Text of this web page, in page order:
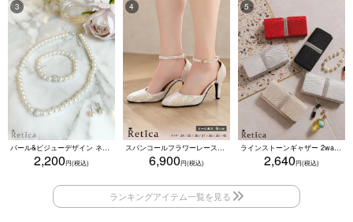
パール&ビジューデザイン ネックレス×ピアス×ブレスレット アクセサリー3set
2,200
スパンコールフラワーレースアンクルストラップハイヒールセパレートパンプス (ベージュ)
6,900
ラインストーンギャザー 2wayプリーツクラッチバッグ(ベージュ/シルバー/ブラック/ホワイト/レッド)
2,640